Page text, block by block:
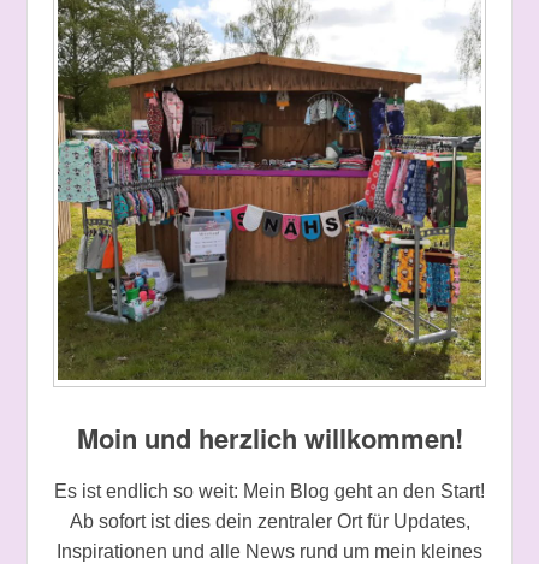
Moin und herzlich willkommen!
Es ist endlich so weit: Mein Blog geht an den Start!
Ab sofort ist dies dein zentraler Ort für Updates,
Inspirationen und alle News rund um mein kleines